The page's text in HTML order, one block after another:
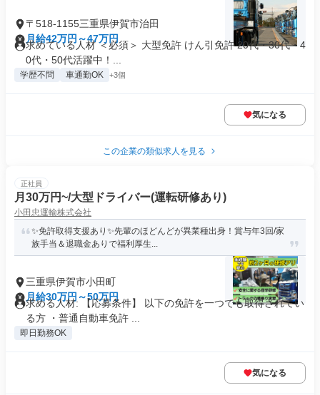
〒518-1155三重県伊賀市治田
月給42万円～47万円
求めている人材 ＜必須＞ 大型免許 けん引免許 20代・30代・4
0代・50代活躍中！...
学歴不問 車通勤OK +3個
気になる
この企業の類似求人を見る
正社員
月30万円~/大型ドライバー(運転研修あり)
小田忠運輸株式会社
✨免許取得支援あり✨先輩のほどんどが異業種出身！賞与年3回/家
族手当＆退職金ありで福利厚生...
三重県伊賀市小田町
月給30万円～50万円
求める人材: 【応募条件】 以下の免許を一つでも取得されてい
る方 ・普通自動車免許 ...
即日勤務OK
気になる